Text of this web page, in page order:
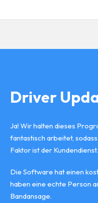
Driver
Ja! Wir halten dieses
fantastisch arbeitet,
Faktor ist der Kundendienst.
Die Software hat einen
haben eine echte Person
Bandansage.